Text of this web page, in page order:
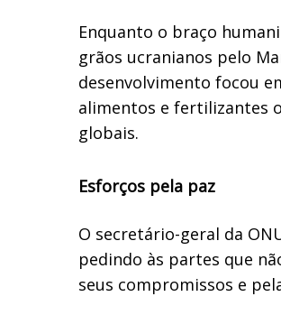
Enquanto o braço
grãos ucranianos pelo
desenvolvimento focou
alimentos e fertilizantes
globais.
Esforços pela paz
O secretário-geral da
pedindo às partes que
seus compromissos e